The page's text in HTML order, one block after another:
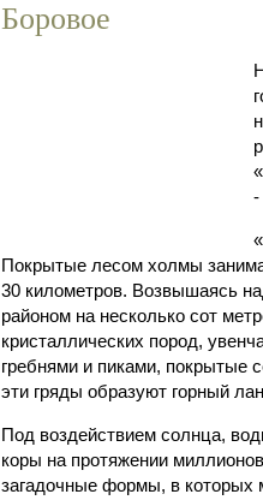
Боровое
-
Покрытые лесом холмы
30 километров. Возвышаясь
районом на несколько сот
кристаллических пород,
гребнями и пиками, покрытые
эти гряды образуют горный
Под воздействием солнца,
коры на протяжении
загадочные формы, в которых